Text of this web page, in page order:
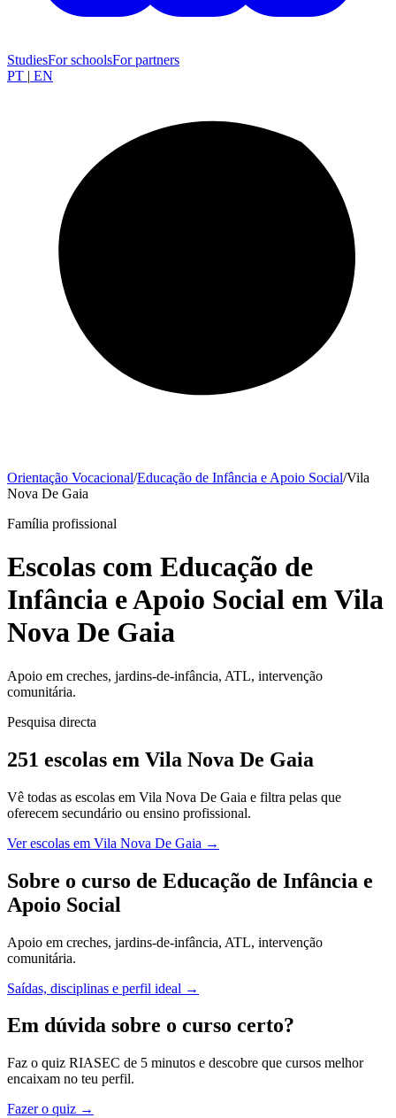
StudiesFor schoolsFor partners
PT | EN
Orientação Vocacional/Educação de Infância e Apoio Social/Vila
Nova De Gaia
Família profissional
Escolas com Educação de
Infância e Apoio Social em Vila
Nova De Gaia
Apoio em creches, jardins-de-infância, ATL, intervenção
comunitária.
Pesquisa directa
251 escolas em Vila Nova De Gaia
Vê todas as escolas em Vila Nova De Gaia e filtra pelas que
oferecem secundário ou ensino profissional.
Ver escolas em Vila Nova De Gaia →
Sobre o curso de Educação de Infância e
Apoio Social
Apoio em creches, jardins-de-infância, ATL, intervenção
comunitária.
Saídas, disciplinas e perfil ideal →
Em dúvida sobre o curso certo?
Faz o quiz RIASEC de 5 minutos e descobre que cursos melhor
encaixam no teu perfil.
Fazer o quiz →